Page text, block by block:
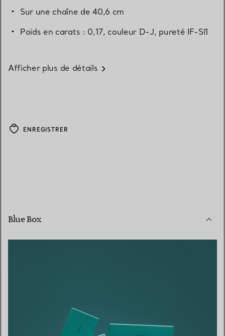
Sur une chaîne de 40,6 cm
Poids en carats : 0,17, couleur D-J, pureté IF-SI1
Afficher plus de détails
ENREGISTRER
Blue Box